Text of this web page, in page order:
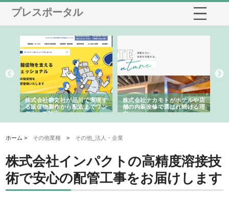
プレスポータル
株式会社耕文社が品川で実現す
る販促物製作から配送までワン
ストップ対応
株式会社ナカモトがホテルや店
舗の内装改修で選ばれ続ける理
由
ホーム > その他業種 > その他_法人・企業
株式会社インパクトの高精度溶接技
術で安心の配管工事をお届けします